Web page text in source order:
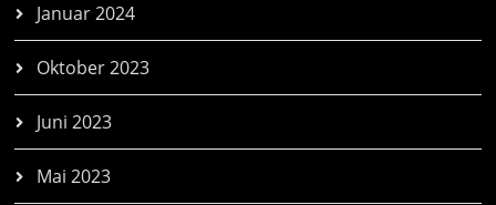
Januar 2024
Oktober 2023
Juni 2023
Mai 2023